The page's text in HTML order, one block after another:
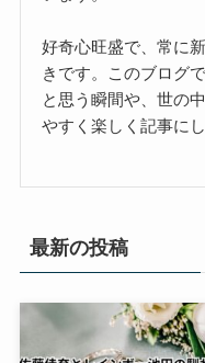
好奇心旺盛で、常に
きです。このブログ
と思う瞬間や、世の
やすく楽しく記事に
最新の投稿